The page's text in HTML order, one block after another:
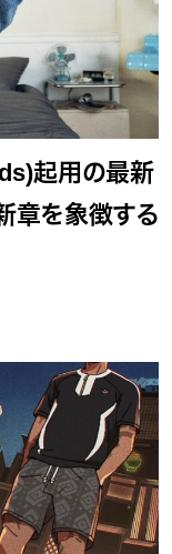
起用の最新
章を象徴する